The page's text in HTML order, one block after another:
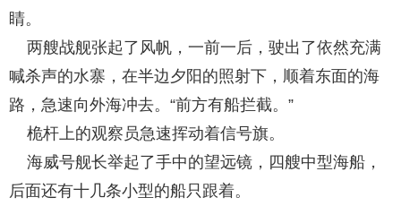
睛。
两艘战舰张起了风帆，一前一后，驶出了依然充满
喊杀声的水寨，在半边夕阳的照射下，顺着东面的海
路，急速向外海冲去。“前方有船拦截。”
桅杆上的观察员急速挥动着信号旗。
海威号舰长举起了手中的望远镜，四艘中型海船，
后面还有十几条小型的船只跟着。